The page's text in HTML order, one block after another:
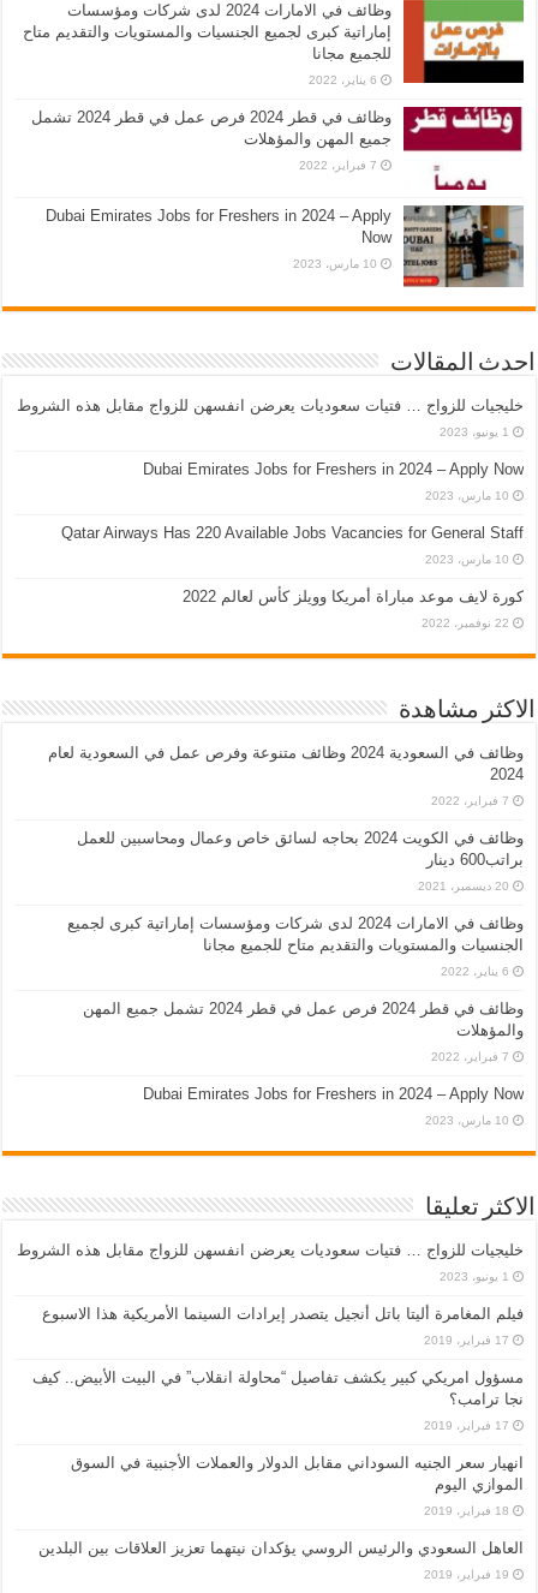
وظائف في الامارات 2024 لدى شركات ومؤسسات
إماراتية كبرى لجميع الجنسيات والمستويات والتقديم متاح
للجميع مجانا
6 يناير، 2022
وظائف في قطر 2024 فرص عمل في قطر 2024 تشمل
جميع المهن والمؤهلات
7 فبراير، 2022
Dubai Emirates Jobs for Freshers in 2024 – Apply
Now
10 مارس، 2023
احدث المقالات
خليجيات للزواج … فتيات سعوديات يعرضن انفسهن للزواج مقابل هذه الشروط
1 يونيو، 2023
Dubai Emirates Jobs for Freshers in 2024 – Apply Now
10 مارس، 2023
Qatar Airways Has 220 Available Jobs Vacancies for General Staff
10 مارس، 2023
كورة لايف موعد مباراة أمريكا وويلز كأس لعالم 2022
22 نوفمبر، 2022
الاكثر مشاهدة
وظائف في السعودية 2024 وظائف متنوعة وفرص عمل في السعودية لعام
2024
7 فبراير، 2022
وظائف في الكويت 2024 بحاجه لسائق خاص وعمال ومحاسبين للعمل
براتب600 دينار
20 ديسمبر، 2021
وظائف في الامارات 2024 لدى شركات ومؤسسات إماراتية كبرى لجميع
الجنسيات والمستويات والتقديم متاح للجميع مجانا
6 يناير، 2022
وظائف في قطر 2024 فرص عمل في قطر 2024 تشمل جميع المهن
والمؤهلات
7 فبراير، 2022
Dubai Emirates Jobs for Freshers in 2024 – Apply Now
10 مارس، 2023
الاكثر تعليقا
خليجيات للزواج … فتيات سعوديات يعرضن انفسهن للزواج مقابل هذه الشروط
1 يونيو، 2023
فيلم المغامرة أليتا‭ ‬باتل أنجيل يتصدر إيرادات السينما الأمريكية هذا الاسبوع
17 فبراير، 2019
مسؤول امريكي كبير يكشف تفاصيل “محاولة انقلاب” في البيت الأبيض.. كيف
نجا ترامب؟
17 فبراير، 2019
انهيار سعر الجنيه السوداني مقابل الدولار والعملات الأجنبية في السوق
الموازي اليوم
18 فبراير، 2019
العاهل السعودي والرئيس الروسي يؤكدان نيتهما تعزيز العلاقات بين البلدين
19 فبراير، 2019